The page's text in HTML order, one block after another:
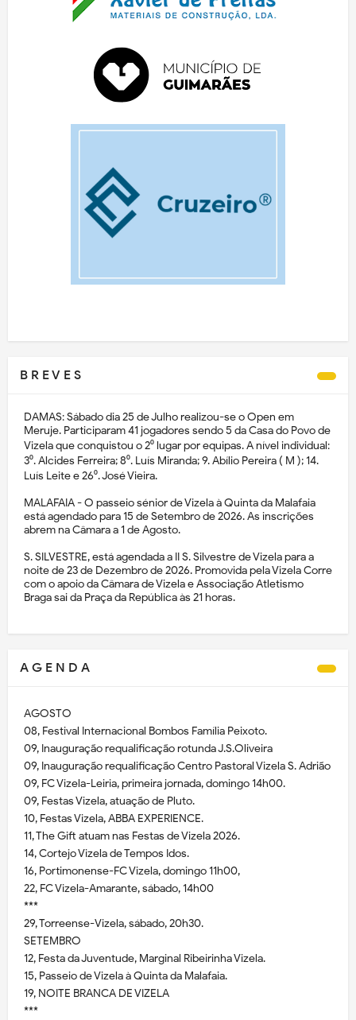
B R E V E S
DAMAS: Sábado dia 25 de Julho realizou-se o Open em
Meruje. Participaram 41 jogadores sendo 5 da Casa do Povo de
Vizela que conquistou o 2⁰ lugar por equipas. A nível individual:
3⁰. Alcides Ferreira; 8⁰. Luís Miranda; 9. Abílio Pereira ( M ); 14.
Luís Leite e 26⁰. José Vieira.
MALAFAIA - O passeio sénior de Vizela à Quinta da Malafaia
está agendado para 15 de Setembro de 2026. As inscrições
abrem na Câmara a 1 de Agosto.
S. SILVESTRE, está agendada a II S. Silvestre de Vizela para a
noite de 23 de Dezembro de 2026. Promovida pela Vizela Corre
com o apoio da Câmara de Vizela e Associação Atletismo
Braga sai da Praça da República às 21 horas.
A G E N D A
AGOSTO
08, Festival Internacional Bombos Família Peixoto.
09, Inauguração requalificação rotunda J.S.Oliveira
09, Inauguração requalificação Centro Pastoral Vizela S. Adrião
09, FC Vizela-Leiria, primeira jornada, domingo 14h00.
09, Festas Vizela, atuação de Pluto.
10, Festas Vizela, ABBA EXPERIENCE.
11, The Gift atuam nas Festas de Vizela 2026.
14, Cortejo Vizela de Tempos Idos.
16, Portimonense-FC Vizela, domingo 11h00,
22, FC Vizela-Amarante, sábado, 14h00
***
29, Torreense-Vizela, sábado, 20h30.
SETEMBRO
12, Festa da Juventude, Marginal Ribeirinha Vizela.
15, Passeio de Vizela à Quinta da Malafaia.
19, NOITE BRANCA DE VIZELA
***